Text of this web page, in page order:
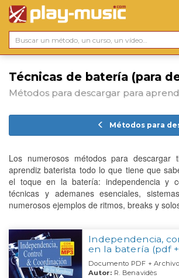
Técnicas de batería (para
Métodos para descargar para
Métodos para
Los numerosos métodos para
aprendiz baterista todo lo que tiene que
el toque en la batería: independencia y
técnicas y ademanes esenciales,
numerosos ejemplos de ritmos, breaks y
Independencia,
en la batería (pdf
Documento PDF +
Autor: R. Benavidès